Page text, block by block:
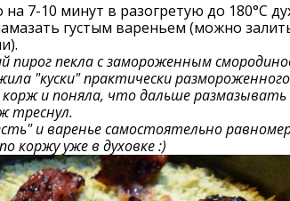
на 7-10 минут в разогретую до 180°С
густым вареньем (можно
пирог пекла с замороженным
"куски" практически
и поняла, что дальше размазывать
треснул.
и варенье самостоятельно
коржу уже в духовке :)